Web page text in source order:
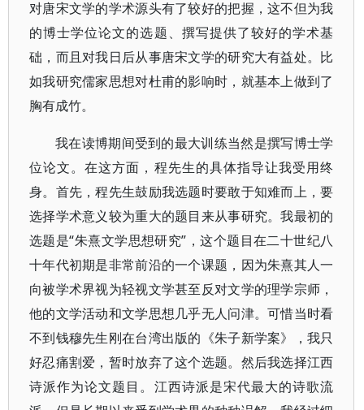
对唐宋文学的学术源头有了较好的把握，这不但为我
的博士学位论文的选题、撰写提供了较好的学术基
础，而且对我日后从事唐宋文学的研究大有益处。比
如我研究儒家思想对杜甫的影响时，就基本上做到了
胸有成竹。
我在读博期间受到的最大训练当然是撰写博士学
位论文。在这方面，程先生的具体指导让我受用终
身。首先，程先生鼓励我选题时要敢于知难而上，要
选择学术意义较为重大的题目来从事研究。我最初的
选题是“朱熹文学思想研究”，这个题目在二十世纪八
十年代初期是非常前沿的一个课题，因为朱熹其人一
向被学术界视为轻视文学甚至反对文学的理学宗师，
他的文学活动和文学思想几乎无人问津。可惜当时看
不到钱穆先生刚在台湾出版的《朱子新学案》，我只
好忍痛割爱，暂时放弃了这个选题。然后我选择江西
诗派作为论文题目。江西诗派是宋代最大的诗歌流